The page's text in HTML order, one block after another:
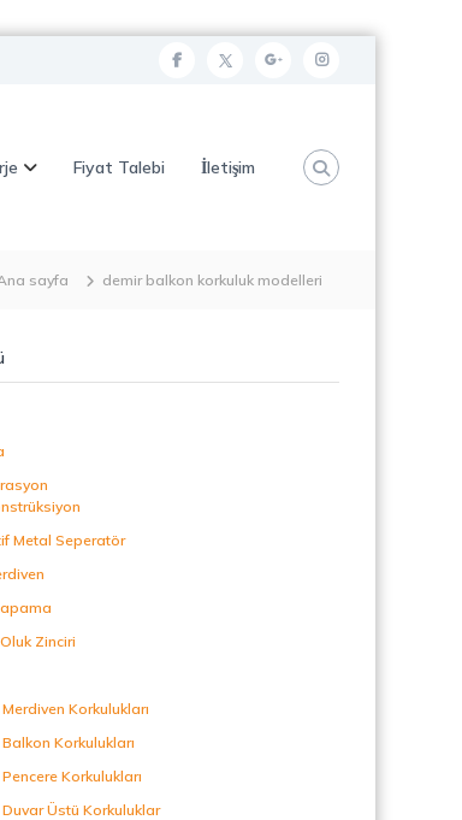
f
o
t
t
r
g
p
s
i
t
Fiyat Talebi İletişim
sayfa demir balkon korkuluk modelleri
Metal Seperatör
Zinciri
Korkulukları
Korkulukları
Korkulukları
Üstü Korkuluklar